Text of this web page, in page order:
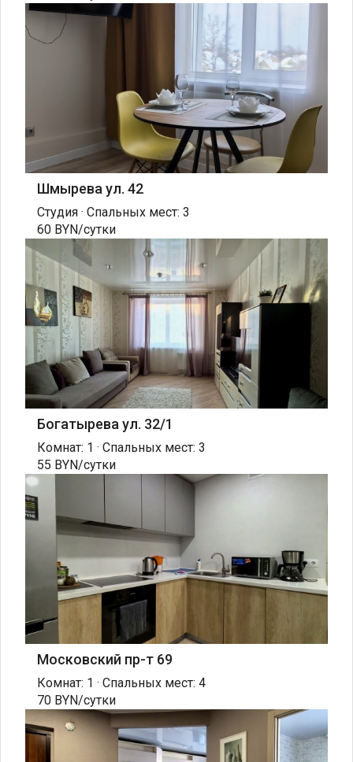
Шмырева ул. 42
Студия · Спальных мест: 3
60 BYN/сутки
Богатырева ул. 32/1
Комнат: 1 · Спальных мест: 3
55 BYN/сутки
Московский пр-т 69
Комнат: 1 · Спальных мест: 4
70 BYN/сутки